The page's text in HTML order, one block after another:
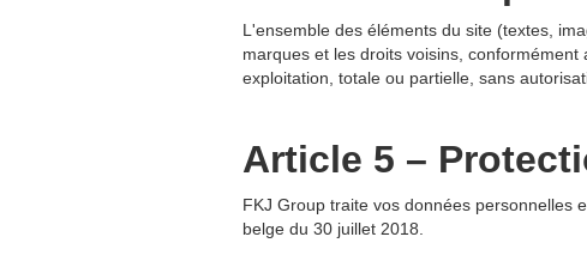
L'ensemble des éléments du site (textes,
marques et les droits voisins,
exploitation, totale ou partielle, sans
Article 5 –
FKJ Group traite vos données personnelles
belge du 30 juillet 2018.